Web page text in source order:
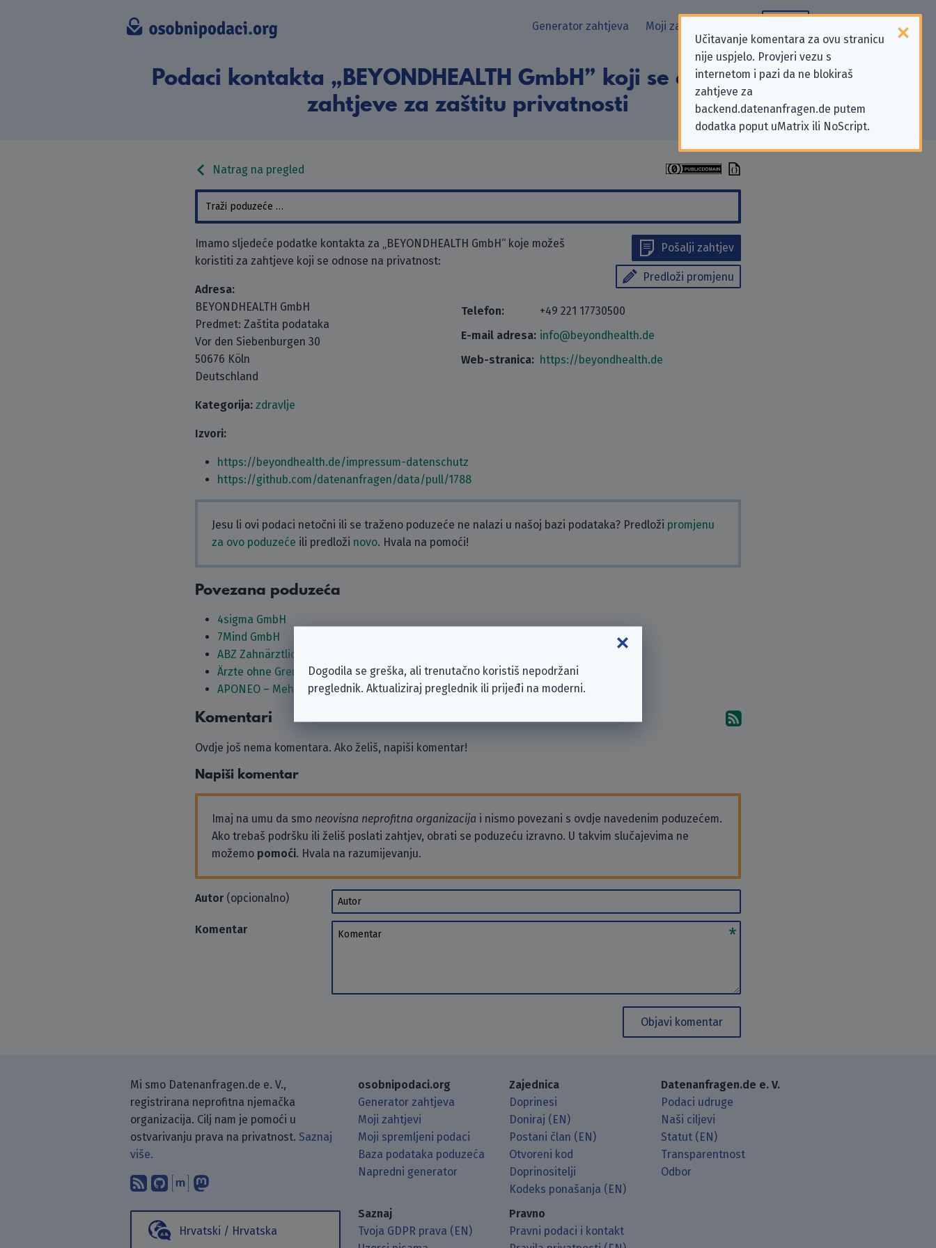
Učitavanje komentara za ovu stranicu
nije uspjelo. Provjeri vezu s
internetom i pazi da ne blokiraš
zahtjeve za
backend.datenanfragen.de putem
dodatka poput uMatrix ili NoScript.
Generator zahtjeva Moji zahtjevi
Podaci kontakta „BEYONDHEALTH GmbH” koji se odnose na
zahtjeve za zaštitu privatnosti
Natrag na pregled
Pošalji zahtjev
Predloži promjenu
Imamo sljedeće podatke kontakta za „BEYONDHEALTH GmbH“ koje možeš
koristiti za zahtjeve koji se odnose na privatnost:
Adresa:
BEYONDHEALTH GmbH
Predmet: Zaštita podataka
Vor den Siebenburgen 30
50676 Köln
Deutschland
Telefon:
+49 221 17730500
E-mail adresa: info@beyondhealth.de
Web-stranica: https://beyondhealth.de
Kategorija: zdravlje
Izvori:
https://beyondhealth.de/impressum-datenschutz
https://github.com/datenanfragen/data/pull/1788
Jesu li ovi podaci netočni ili se traženo poduzeće ne nalazi u našoj bazi podataka? Predloži promjenu
za ovo poduzeće ili predloži novo. Hvala na pomoći!
Povezana poduzeća
4sigma GmbH
7Mind GmbH
ABZ Zahnärztliches Rechenzentrum für Bayern GmbH
Ärzte ohne Grenzen e. V.
APONEO – Mehr als Apotheke
Komentari Pretplati se na komentare
Ovdje još nema komentara. Ako želiš, napiši komentar!
Napiši komentar
Imaj na umu da smo neovisna neprofitna organizacija i nismo povezani s ovdje navedenim poduzećem.
Ako trebaš podršku ili želiš poslati zahtjev, obrati se poduzeću izravno. U takvim slučajevima ne
možemo pomoći. Hvala na razumijevanju.
Autor(opcionalno) Autor
Komentar Komentar
Objavi komentar
Mi smo Datenanfragen.de e. V.,
registrirana neprofitna njemačka
organizacija. Cilj nam je pomoći u
ostvarivanju prava na privatnost. Saznaj
više.
Pretplati se na naš blog koristeći RSS čitač.
Pronađi nas na GitHubu.
Raspravljaj s nama putem Matrixa.
Prati nas na Mastodonu.
Hrvatski / Hrvatska
osobnipodaci.org
Generator zahtjeva
Moji zahtjevi
Moji spremljeni podaci
Baza podataka poduzeća
Napredni generator
Zajednica
Doprinesi
Doniraj (EN)
Postani član (EN)
Otvoreni kod
Doprinositelji
Kodeks ponašanja (EN)
Datenanfragen.de e. V.
Podaci udruge
Naši ciljevi
Statut (EN)
Transparentnost
Odbor
Saznaj
Tvoja GDPR prava (EN)
Pravno
Pravni podaci i kontakt
Dogodila se greška, ali trenutačno koristiš nepodržani
preglednik. Aktualiziraj preglednik ili prijeđi na moderni.